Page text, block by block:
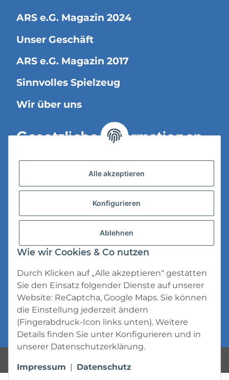
ARS e.G. Magazin 2024
Unser Geschäft
ARS e.G. Magazin 2017
Sinnvolles Spielzeug
Wir über uns
Gesetzliche Informationen
Versandinformationen
Datenschutz
Impressum
* Alle Preise inkl. gesetzlicher USt., zzgl.
Versand
Alle akzeptieren
Konfigurieren
Ablehnen
Wie wir Cookies & Co nutzen
Durch Klicken auf „Alle akzeptieren“ gestatten
Sie den Einsatz folgender Dienste auf unserer
Website: ReCaptcha, Google Maps. Sie können
die Einstellung jederzeit ändern
(Fingerabdruck-Icon links unten). Weitere
Details finden Sie unter Konfigurieren und in
unserer Datenschutzerklärung.
Impressum | Datenschutz